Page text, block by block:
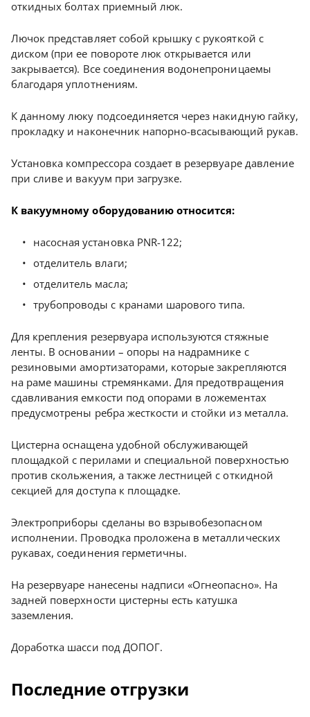
откидных болтах приемный люк.
Лючок представляет собой крышку с рукояткой с
диском (при ее повороте люк открывается или
закрывается). Все соединения водонепроницаемы
благодаря уплотнениям.
К данному люку подсоединяется через накидную гайку,
прокладку и наконечник напорно-всасывающий рукав.
Установка компрессора создает в резервуаре давление
при сливе и вакуум при загрузке.
К вакуумному оборудованию относится:
насосная установка PNR-122;
отделитель влаги;
отделитель масла;
трубопроводы с кранами шарового типа.
Для крепления резервуара используются стяжные
ленты. В основании – опоры на надрамнике с
резиновыми амортизаторами, которые закрепляются
на раме машины стремянками. Для предотвращения
сдавливания емкости под опорами в ложементах
предусмотрены ребра жесткости и стойки из металла.
Цистерна оснащена удобной обслуживающей
площадкой с перилами и специальной поверхностью
против скольжения, а также лестницей с откидной
секцией для доступа к площадке.
Электроприборы сделаны во взрывобезопасном
исполнении. Проводка проложена в металлических
рукавах, соединения герметичны.
На резервуаре нанесены надписи «Огнеопасно». На
задней поверхности цистерны есть катушка
заземления.
Доработка шасси под ДОПОГ.
Последние отгрузки